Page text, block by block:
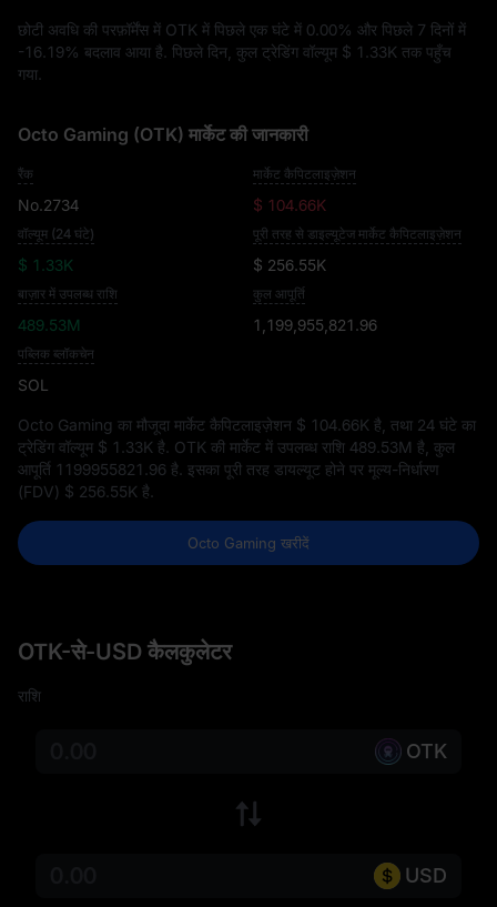
छोटी अवधि की परफ़ॉर्मेंस में OTK में पिछले एक घंटे में 0.00% और पिछले 7 दिनों में
-16.19% बदलाव आया है. पिछले दिन, कुल ट्रेडिंग वॉल्यूम $ 1.33K तक पहुँच
गया.
Octo Gaming (OTK) मार्केट की जानकारी
रैंक
No.2734
मार्केट कैपिटलाइज़ेशन
$ 104.66K
वॉल्यूम (24 घंटे)
$ 1.33K
पूरी तरह से डाइल्यूटेज मार्केट कैपिटलाइज़ेशन
$ 256.55K
बाज़ार में उपलब्ध राशि
489.53M
कुल आपूर्ति
1,199,955,821.96
पब्लिक ब्लॉकचेन
SOL
Octo Gaming का मौजूदा मार्केट कैपिटलाइज़ेशन $ 104.66K है, तथा 24 घंटे का
ट्रेडिंग वॉल्यूम $ 1.33K है. OTK की मार्केट में उपलब्ध राशि 489.53M है, कुल
आपूर्ति 1199955821.96 है. इसका पूरी तरह डायल्यूट होने पर मूल्य-निर्धारण
(FDV) $ 256.55K है.
Octo Gaming खरीदें
OTK-से-USD कैलकुलेटर
राशि
OTK
USD